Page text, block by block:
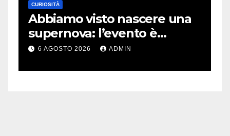
CURIOSITÀ
Abbiamo visto nascere una
supernova: l’evento è
rarissimo
6 AGOSTO 2026 ADMIN